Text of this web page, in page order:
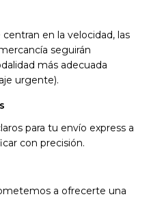
en la velocidad, las
seguirán
más adecuada
urgente).
para tu envío express a
con precisión.
a ofrecerte una